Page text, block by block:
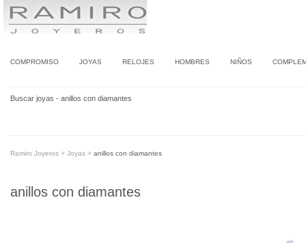
COMPROMISO JOYAS RELOJES HOMBRES NIÑOS
Buscar joyas - anillos con diamantes
Ramiro Joyeros > Joyas > anillos con diamantes
anillos con diamantes